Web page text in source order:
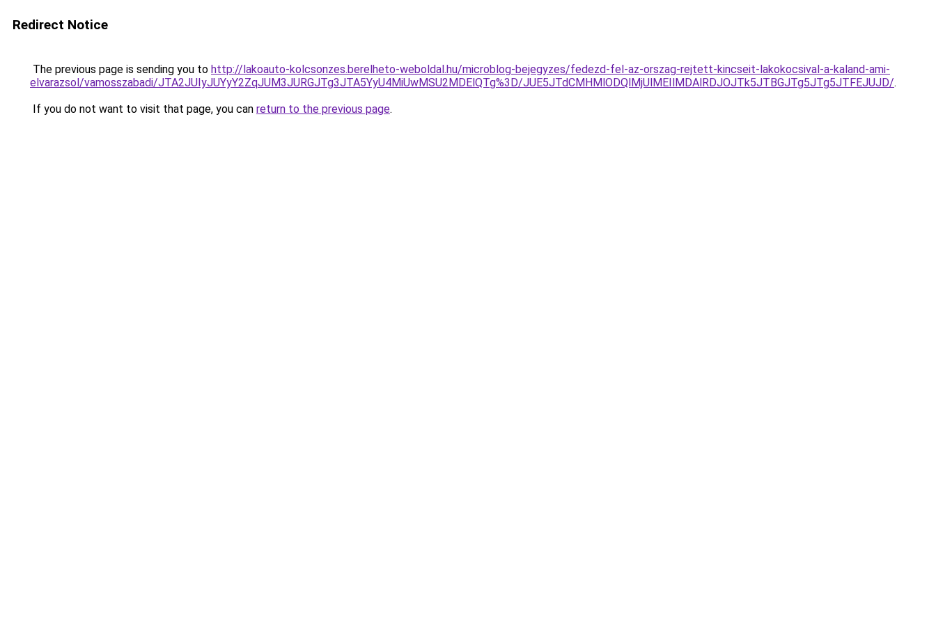
Redirect Notice
The previous page is sending you to http://lakoauto-kolcsonzes.berelheto-weboldal.hu/microblog-bejegyzes/fedezd-fel-az-orszag-rejtett-kincseit-lakokocsival-a-kaland-ami-
elvarazsol/vamosszabadi/JTA2JUIyJUYyY2ZqJUM3JURGJTg3JTA5YyU4MiUwMSU2MDElQTg%3D/JUE5JTdCMHMlODQlMjUlMEIlMDAlRDJOJTk5JTBGJTg5JTg5JTFEJUJD/.
If you do not want to visit that page, you can return to the previous page.